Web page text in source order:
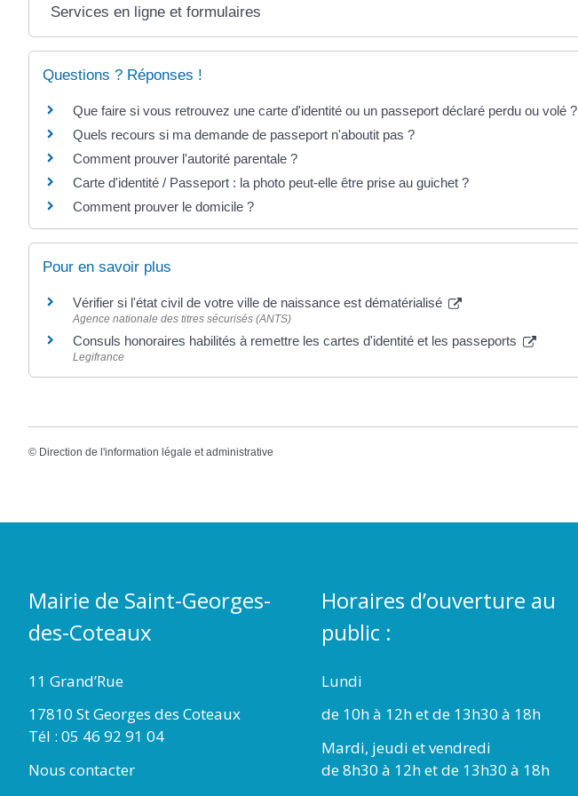
Services en ligne et formulaires
Questions ? Réponses !
Que faire si vous retrouvez une carte d'identité ou un passeport déclaré perdu ou volé ?
Quels recours si ma demande de passeport n'aboutit pas ?
Comment prouver l'autorité parentale ?
Carte d'identité / Passeport : la photo peut-elle être prise au guichet ?
Comment prouver le domicile ?
Pour en savoir plus
Vérifier si l'état civil de votre ville de naissance est dématérialisé
Agence nationale des titres sécurisés (ANTS)
Consuls honoraires habilités à remettre les cartes d'identité et les passeports
Legifrance
© Direction de l'information légale et administrative
Mairie de Saint-Georges-
des-Coteaux
11 Grand’Rue
17810 St Georges des Coteaux
Tél : 05 46 92 91 04
Nous contacter
Horaires d’ouverture au
public :
Lundi
de 10h à 12h et de 13h30 à 18h
Mardi, jeudi et vendredi
de 8h30 à 12h et de 13h30 à 18h